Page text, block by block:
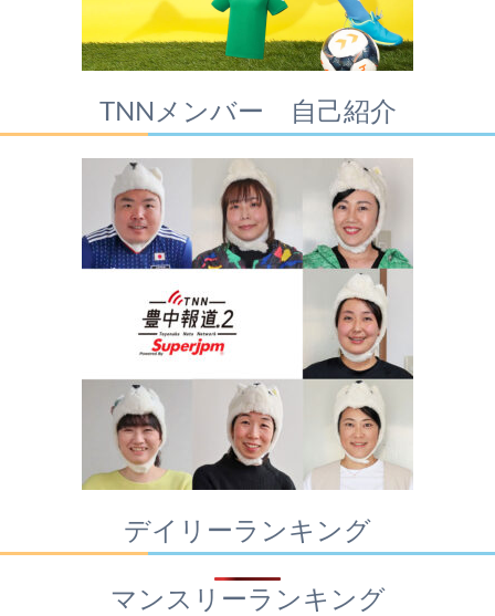
TNNメンバー 自己紹介
デイリーランキング
マンスリーランキング